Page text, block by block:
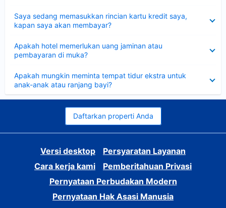
Saya sedang memasukkan rincian kartu kredit saya,
kapan saya akan membayar?
Apakah hotel memerlukan uang jaminan atau
pembayaran di muka?
Apakah mungkin meminta tempat tidur ekstra untuk
anak-anak atau ranjang bayi?
Daftarkan properti Anda
Versi desktop
Persyaratan Layanan
Cara kerja kami
Pemberitahuan Privasi
Pernyataan Perbudakan Modern
Pernyataan Hak Asasi Manusia